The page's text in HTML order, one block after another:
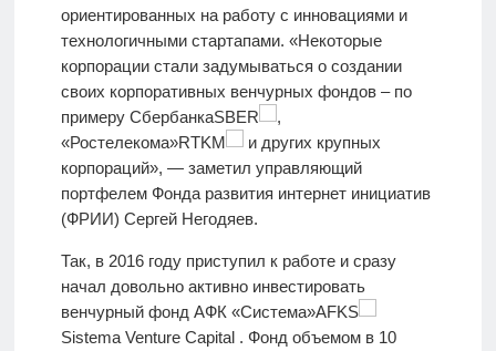
ориентированных на работу с инновациями и
технологичными стартапами. «Некоторые
корпорации стали задумываться о создании
своих корпоративных венчурных фондов – по
примеру СбербанкаSBER
,
«Ростелекома»RTKM
и других крупных
корпораций», — заметил управляющий
портфелем Фонда развития интернет инициатив
(ФРИИ) Сергей Негодяев.
Так, в 2016 году приступил к работе и сразу
начал довольно активно инвестировать
венчурный фонд АФК «Система»AFKS
Sistema Venture Capital . Фонд объемом в 10